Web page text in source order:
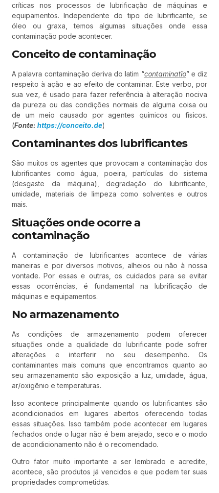
críticas nos processos de lubrificação de máquinas e
equipamentos. Independente do tipo de lubrificante, se
óleo ou graxa, temos algumas situações onde essa
contaminação pode acontecer.
Conceito de contaminação
A palavra contaminação deriva do latim “contaminatĭo” e diz
respeito à ação e ao efeito de contaminar. Este verbo, por
sua vez, é usado para fazer referência à alteração nociva
da pureza ou das condições normais de alguma coisa ou
de um meio causado por agentes químicos ou físicos.
(Fonte: https://conceito.de)
Contaminantes dos lubrificantes
São muitos os agentes que provocam a contaminação dos
lubrificantes como água, poeira, partículas do sistema
(desgaste da máquina), degradação do lubrificante,
umidade, materiais de limpeza como solventes e outros
mais.
Situações onde ocorre a
contaminação
A contaminação de lubrificantes acontece de várias
maneiras e por diversos motivos, alheios ou não à nossa
vontade. Por essas e outras, os cuidados para se evitar
essas ocorrências, é fundamental na lubrificação de
máquinas e equipamentos.
No armazenamento
As condições de armazenamento podem oferecer
situações onde a qualidade do lubrificante pode sofrer
alterações e interferir no seu desempenho. Os
contaminantes mais comuns que encontramos quanto ao
seu armazenamento são exposição a luz, umidade, água,
ar/oxigênio e temperaturas.
Isso acontece principalmente quando os lubrificantes são
acondicionados em lugares abertos oferecendo todas
essas situações. Isso também pode acontecer em lugares
fechados onde o lugar não é bem arejado, seco e o modo
de acondicionamento não é o recomendado.
Outro fator muito importante a ser lembrado e acredite,
acontece, são produtos já vencidos e que podem ter suas
propriedades comprometidas.